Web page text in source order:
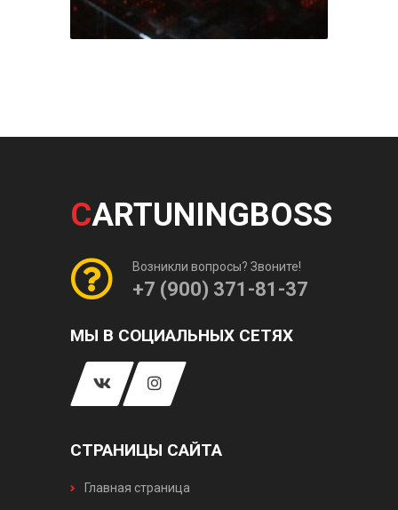
CARTUNINGBOSS
Возникли вопросы? Звоните!
+7 (900) 371-81-37
МЫ В СОЦИАЛЬНЫХ СЕТЯХ
СТРАНИЦЫ САЙТА
Главная страница